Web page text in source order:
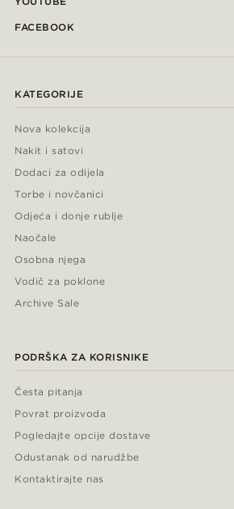
FACEBOOK
KATEGORIJE
Nova kolekcija
Nakit i satovi
Dodaci za odijela
Torbe i novčanici
Odjeća i donje rublje
Naočale
Osobna njega
Vodič za poklone
Archive Sale
PODRŠKA ZA KORISNIKE
Česta pitanja
Povrat proizvoda
Pogledajte opcije dostave
Odustanak od narudžbe
Kontaktirajte nas